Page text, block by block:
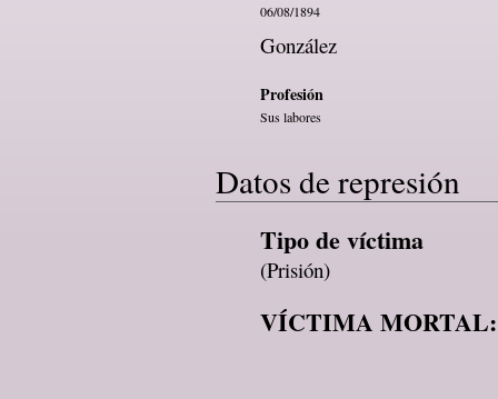
06/08/1894
González
Profesión
Sus labores
Datos de represión
Tipo de víctima
(Prisión)
VÍCTIMA MORTAL: